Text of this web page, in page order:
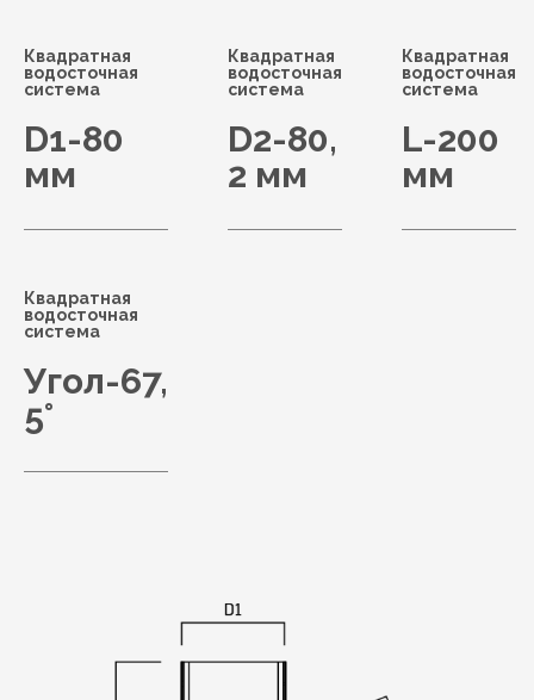
Квадратная
водосточная
система
D1-80
мм
Квадратная
водосточная
система
D2-80,
2 мм
Квадратная
водосточная
система
L-200
мм
Квадратная
водосточная
система
Угол-67,
5°